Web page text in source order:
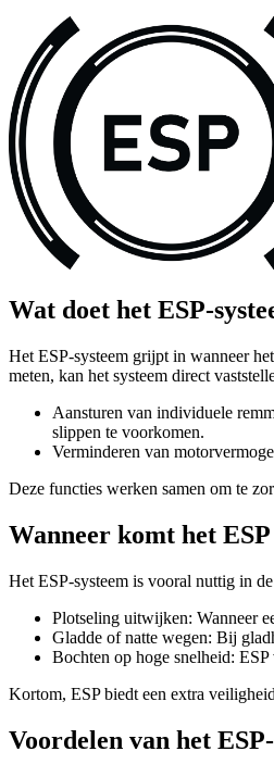
Wat doet het ESP-
Het ESP-systeem grijpt in wanneer
meten, kan het systeem direct
Aansturen van individuele
slippen te voorkomen.
Verminderen van
Deze functies werken samen om te
Wanneer komt het ESP
Het ESP-systeem is vooral nuttig in
Plotseling uitwijken: Wanneer
Gladde of natte wegen: Bij
Bochten op hoge snelheid:
Kortom, ESP biedt een extra
Voordelen van het